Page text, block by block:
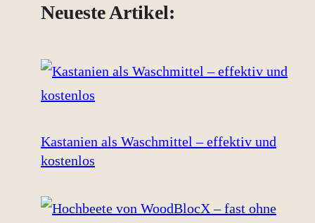
Neueste Artikel:
Kastanien als Waschmittel – effektiv und
kostenlos